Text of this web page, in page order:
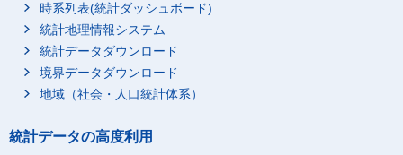
時系列表(統計ダッシュボード)
統計地理情報システム
統計データダウンロード
境界データダウンロード
地域（社会・人口統計体系）
統計データの高度利用